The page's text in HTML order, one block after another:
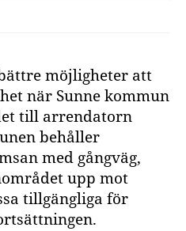
möjligheter att
när Sunne kommun
till arrendatorn
behåller
med gångväg,
upp mot
tillgängliga för